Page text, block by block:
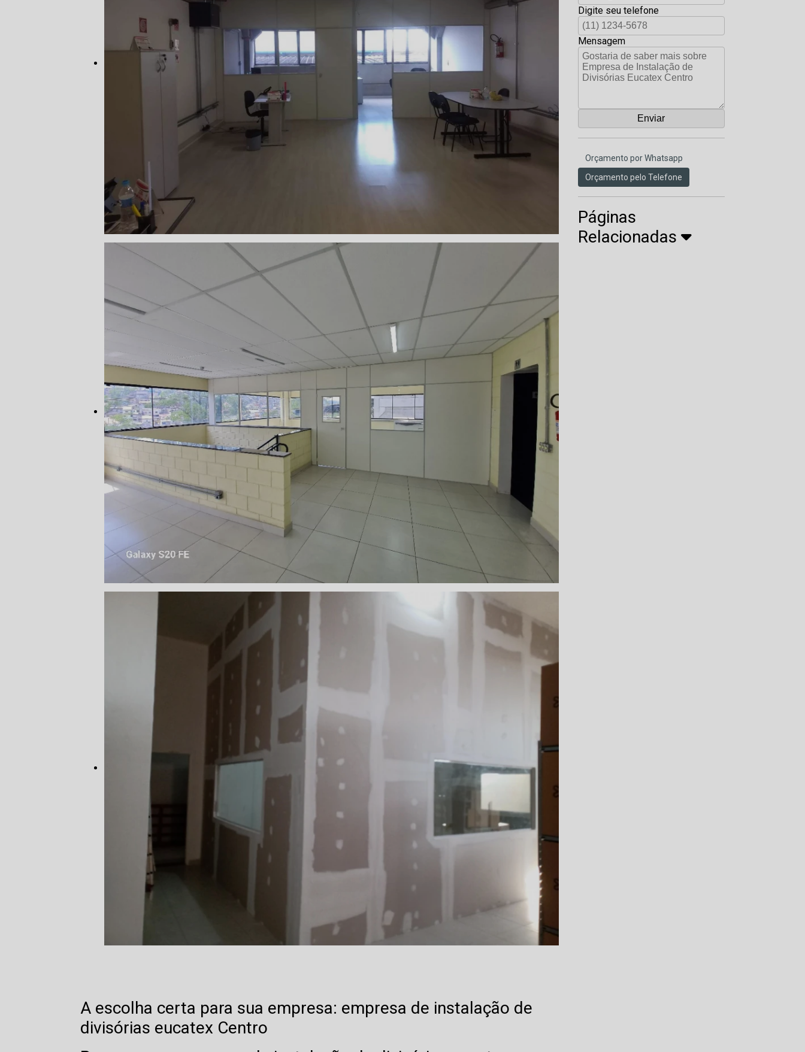
A escolha certa para sua empresa: empresa de instalação de
divisórias eucatex Centro
Digite seu telefone
Mensagem
Orçamento por Whatsapp
Orçamento pelo Telefone
Páginas
Relacionadas